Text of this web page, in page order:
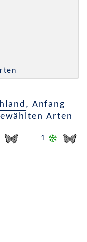
, Anfang
Arten
1